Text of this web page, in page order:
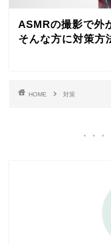
ASMRの撮影で外
そんな方に対策方
HOME 対策